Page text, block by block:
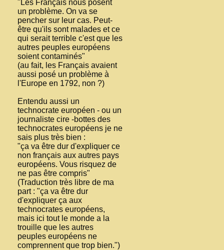
"Les Français nous posent
un problème. On va se
pencher sur leur cas. Peut-
être qu'ils sont malades et ce
qui serait terrible c'est que les
autres peuples européens
soient contaminés"
(au fait, les Français avaient
aussi posé un problème à
l'Europe en 1792, non ?)
Entendu aussi un
technocrate européen - ou un
journaliste cire -bottes des
technocrates européens je ne
sais plus très bien :
"ça va être dur d'expliquer ce
non français aux autres pays
européens. Vous risquez de
ne pas être compris"
(Traduction très libre de ma
part : "ça va être dur
d'expliquer ça aux
technocrates européens,
mais ici tout le monde a la
trouille que les autres
peuples européens ne
comprennent que trop bien.")